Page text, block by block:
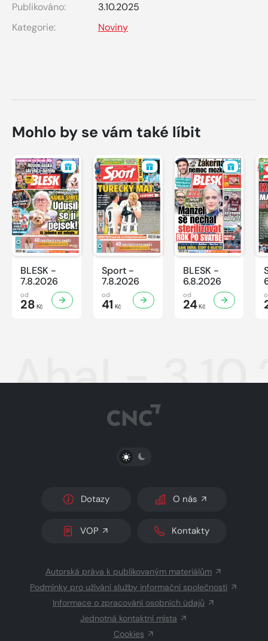
Publikováno:
3.10.2025
Kategorie:
Noviny
Mohlo by se vám také líbit
BLESK -
7.8.2026
od
28 Kč
Sport -
7.8.2026
od
41 Kč
BLESK -
6.8.2026
od
24Kč
Aha! -
PŘEPNOUT SVĚTLÝ/TMAVÝ REŽIM
Dotazy O nás
VOP Kontakty
Autorská práva k publikovaným materiálům
Podmínky pro užívání služby informační společnosti
Informace o zpracování osobních údajů
Jednotná kontaktní místa
Cookies